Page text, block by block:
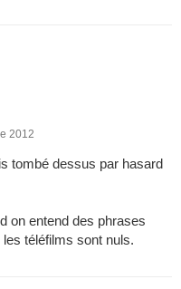
2012
tombé dessus par hasard
on entend des phrases
téléfilms sont nuls.